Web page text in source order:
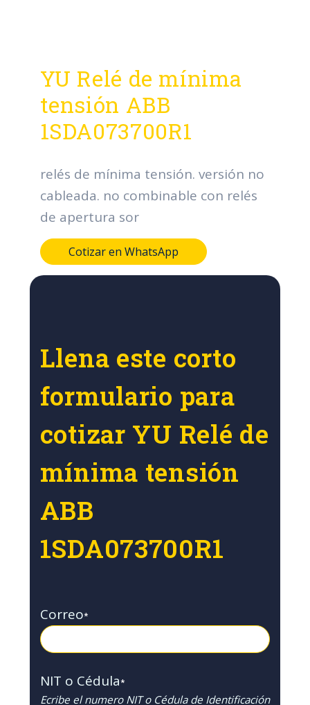
YU Relé de mínima
tensión ABB
1SDA073700R1
relés de mínima tensión. versión no
cableada. no combinable con relés
de apertura sor
Cotizar en WhatsApp
Llena este corto
formulario para
cotizar YU Relé de
mínima tensión
ABB
1SDA073700R1
Correo*
NIT o Cédula*
Ecribe el numero NIT o Cédula de Identificación